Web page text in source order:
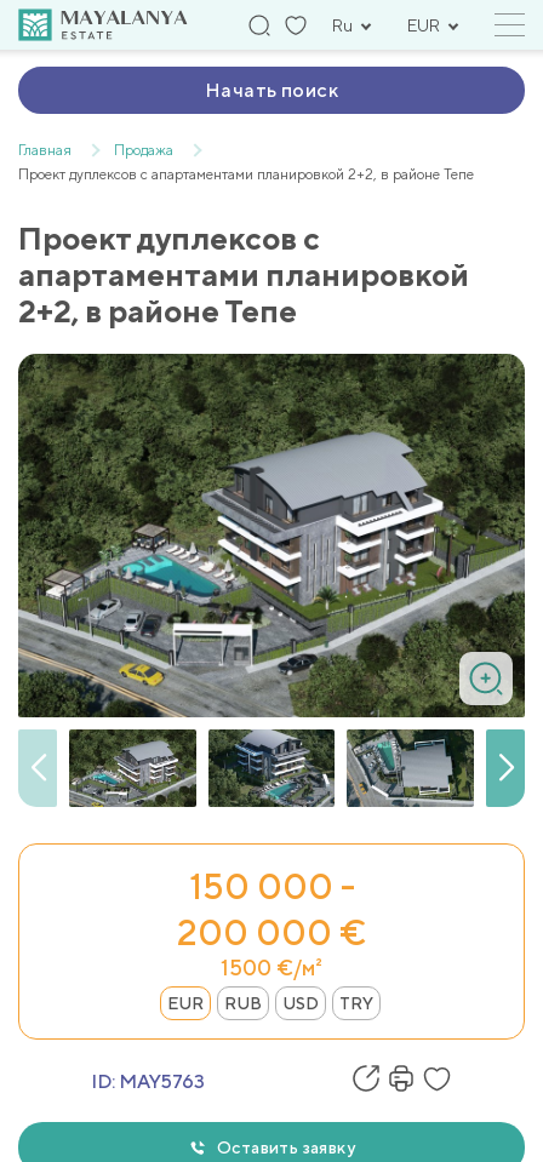
Ru EUR
Начать поиск
Главная
Продажа
Проект дуплексов с апартаментами планировкой 2+2, в районе Тепе
Проект дуплексов с
апартаментами планировкой
2+2, в районе Тепе
150 000 -
200 000 €
1500 €/м²
EUR RUB USD TRY
ID: MAY5763
Оставить заявку